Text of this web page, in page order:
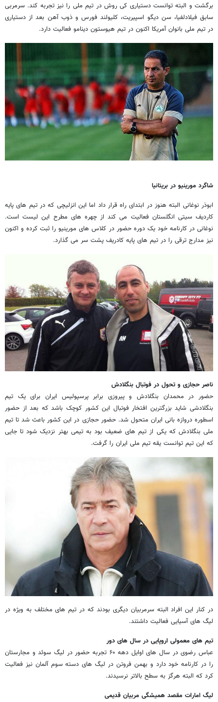
برگشت و البته توانست دستیاری کی روش در تیم ملی را نیز تجربه کند. سرمربی
سابق فیلادلفیا، سن دیگو اسپیریت، کلیولند فورس و ذوب آهن بعد از دستیاری
در تیم ملی بانوان آمریکا اکنون در تیم هیوستون دینامو فعالیت دارد.
شاگرد مورینیو در بریتانیا
ابوذر نوغانی البته هنوز در ابتدای راه قرار داد اما این انزلیچی که در تیم های پایه
کاردیف سیتی انگلستان فعالیت می کند از چهره های مطرح این لیست است.
نوغانی در کارنامه خود یک دوره حضور در کلاس های مورینیو را ثبت کرده و اکنون
نیز مدارج ترقی را در تیم های پایه کادریف پشت سر می گذارد.
ناصر حجازی و تحول در فوتبال بنگلادش
حضور در محمدان بنگلادش و پیروزی برابر پرسپولیس ایران برای یک تیم
بنگلادشی شاید بزرگترین افتخار فوتبال این کشور کوچک باشد که بعد از حضور
اسطوره دروازه بانی ایران متحول شد. حضور حجازی در این کشور باعث شد تا تیم
ملی بنگلادش که یکی از تیم های ضعیف بود به تیمی بهتر نزدیک شود تا جایی
که این تیم توانست یقه تیم ملی ایران را گرفت.
در کنار این افراد البته سرمربیان دیگری بودند که در تیم های مختلف به ویژه در
لیگ های آسیایی فعالیت داشتند.
تیم های معمولی اروپایی در سال های دور
عباس رضوی در سال های اوایل دهه ۶۰ تجربه حضور در لیگ سوئد و مجارستان
را در کارنامه خود دارد و بهمن فروتن در لیگ های دسته سوم آلمان نیز فعالیت
کرد که البته هرگز به سطح بالاتر نرسیدند.
لیگ امارات مقصد همیشگی مربیان قدیمی